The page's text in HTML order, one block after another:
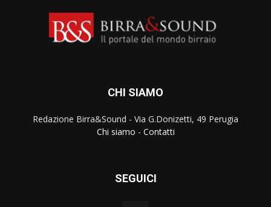
CHI SIAMO
Redazione Birra&Sound - Via G.Donizetti, 49 Perugia
Chi siamo - Contatti
SEGUICI